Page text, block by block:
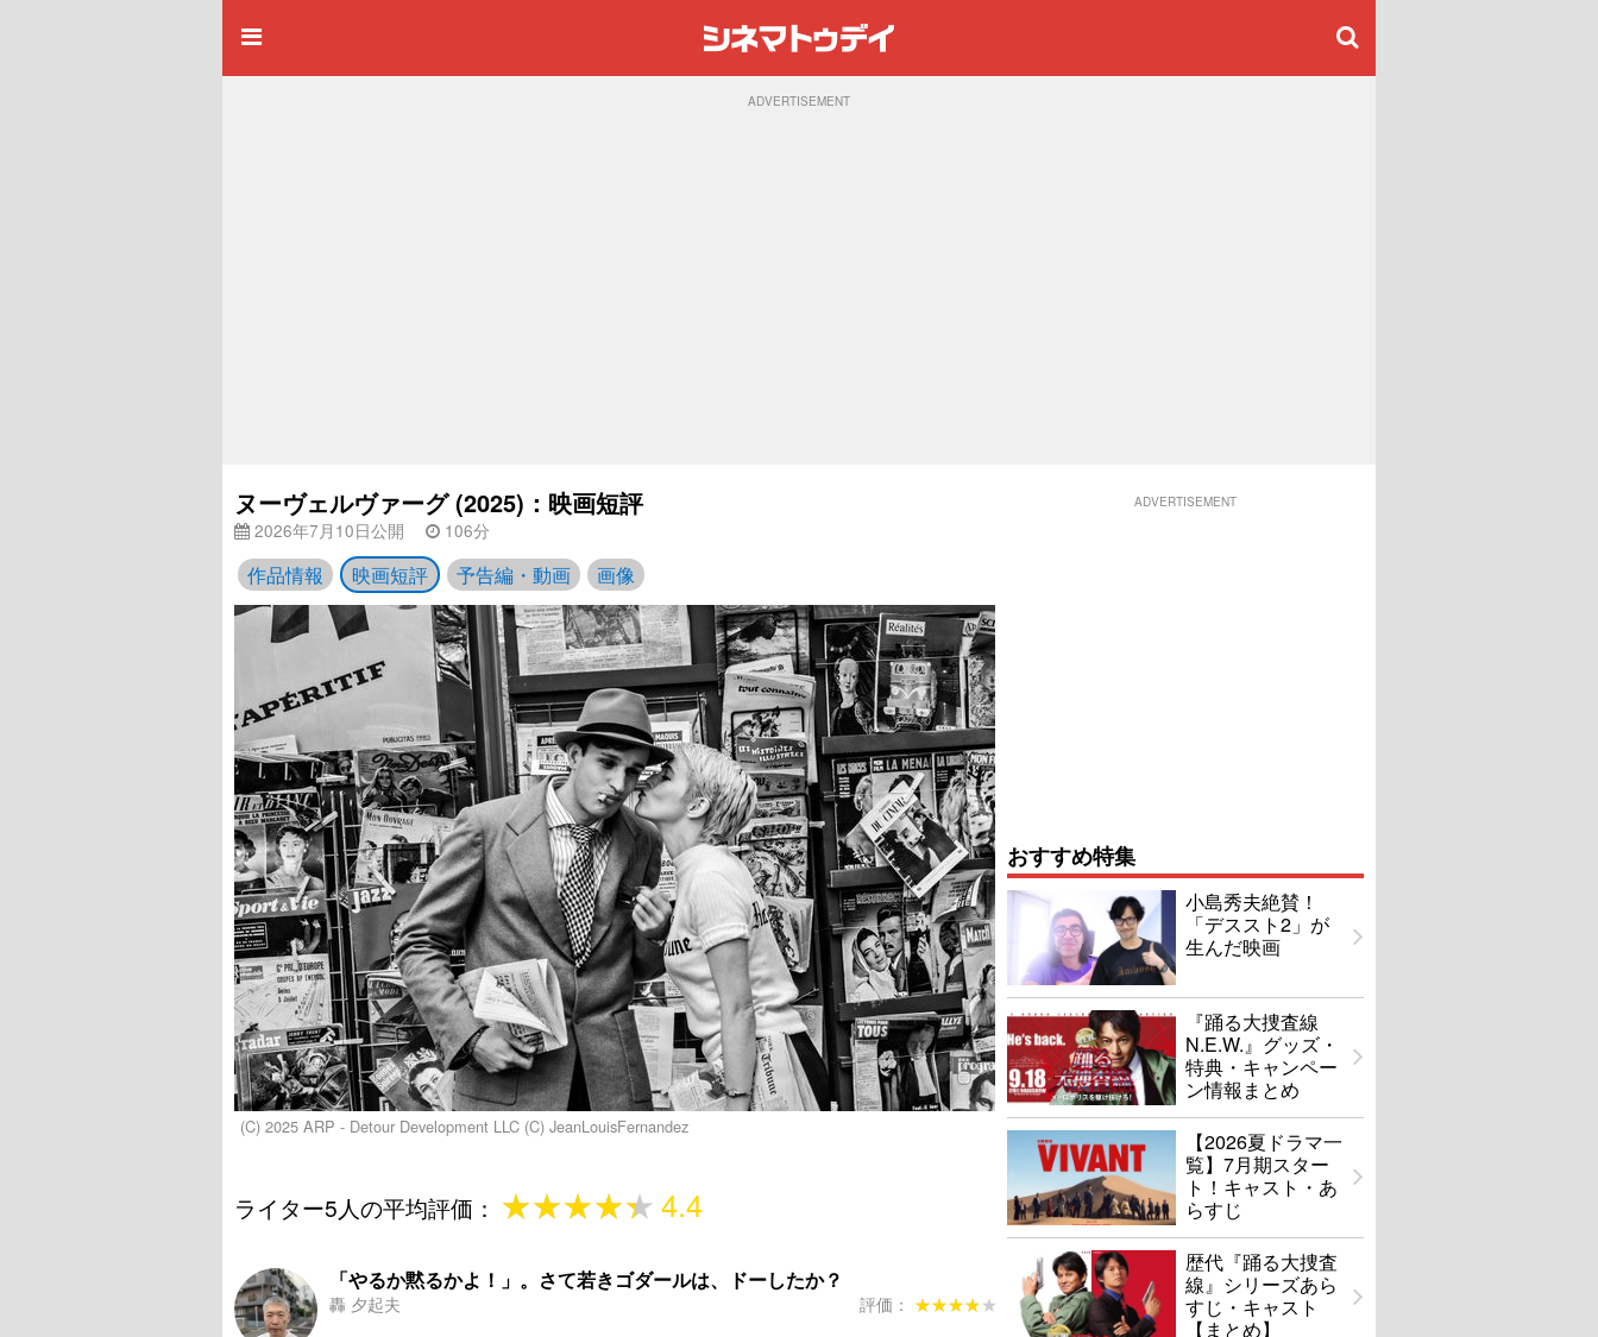
ADVERTISEMENT
ヌーヴェルヴァーグ (2025)：映画短評
2026年7月10日公開 106分
作品情報 映画短評 予告編・動画 画像
(C) 2025 ARP - Detour Development LLC (C) JeanLouisFernandez
ライター5人の平均評価： ★★★★★
★★★★★4.4
「やるか黙るかよ！」。さて若きゴダールは、ドーしたか？
轟 夕起夫 評価： ★★★★★
★★★★★
ADVERTISEMENT
おすすめ特集
小島秀夫絶賛！
「デススト2」が
生んだ映画
『踊る大捜査線
N.E.W.』グッズ・
特典・キャンペー
ン情報まとめ
【2026夏ドラマ一
覧】7月期スター
ト！キャスト・あ
らすじ
歴代『踊る大捜査
線』シリーズあら
すじ・キャスト
【まとめ】